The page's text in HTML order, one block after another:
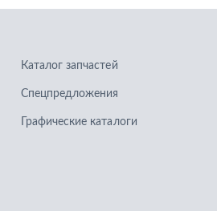
Спецпредложения
Графические каталоги